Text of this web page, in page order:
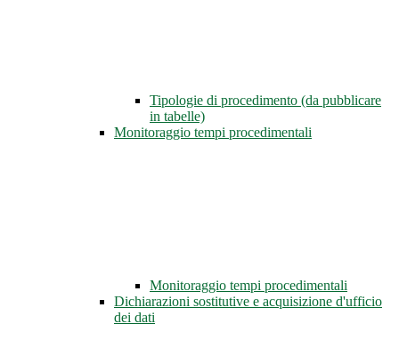
Tipologie di procedimento (da pubblicare
in tabelle)
Monitoraggio tempi procedimentali
Monitoraggio tempi procedimentali
Dichiarazioni sostitutive e acquisizione d'ufficio
dei dati